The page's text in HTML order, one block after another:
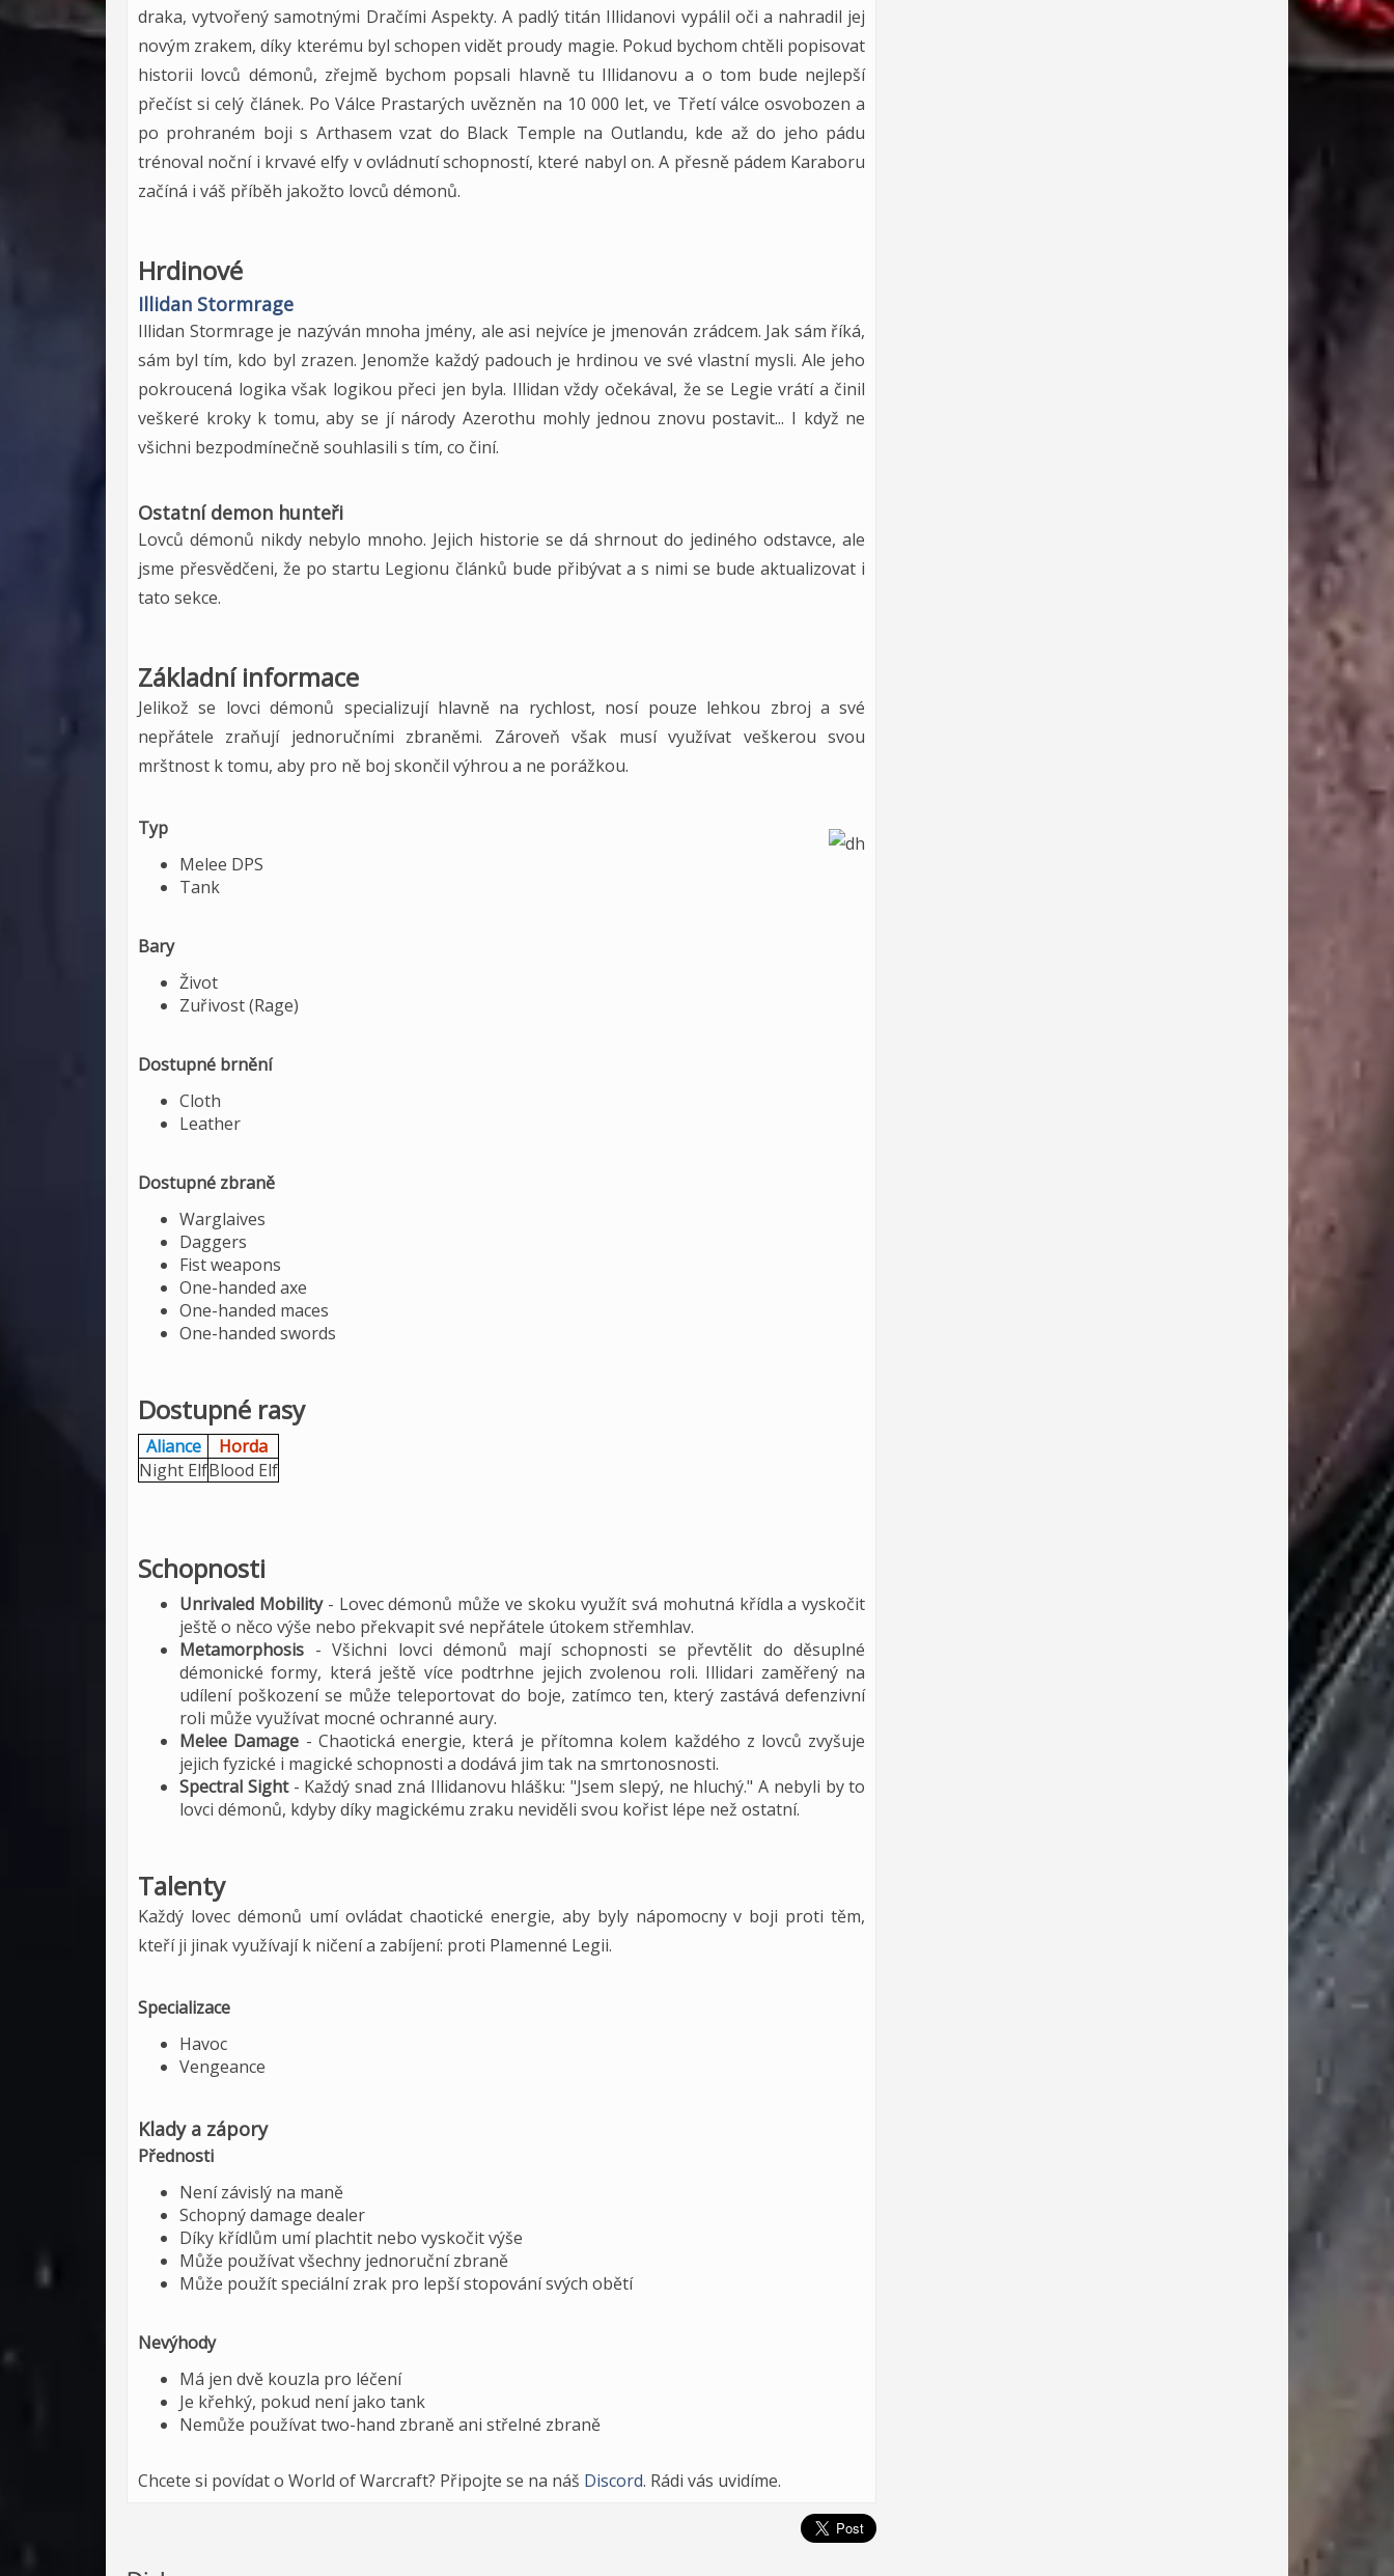
draka, vytvořený samotnými Dračími Aspekty. A padlý titán Illidanovi vypálil oči a nahradil jej
novým zrakem, díky kterému byl schopen vidět proudy magie. Pokud bychom chtěli popisovat
historii lovců démonů, zřejmě bychom popsali hlavně tu Illidanovu a o tom bude nejlepší
přečíst si celý článek. Po Válce Prastarých uvězněn na 10 000 let, ve Třetí válce osvobozen a
po prohraném boji s Arthasem vzat do Black Temple na Outlandu, kde až do jeho pádu
trénoval noční i krvavé elfy v ovládnutí schopností, které nabyl on. A přesně pádem Karaboru
začíná i váš příběh jakožto lovců démonů.
Hrdinové
Illidan Stormrage
Illidan Stormrage je nazýván mnoha jmény, ale asi nejvíce je jmenován zrádcem. Jak sám říká,
sám byl tím, kdo byl zrazen. Jenomže každý padouch je hrdinou ve své vlastní mysli. Ale jeho
pokroucená logika však logikou přeci jen byla. Illidan vždy očekával, že se Legie vrátí a činil
veškeré kroky k tomu, aby se jí národy Azerothu mohly jednou znovu postavit... I když ne
všichni bezpodmínečně souhlasili s tím, co činí.
Ostatní demon hunteři
Lovců démonů nikdy nebylo mnoho. Jejich historie se dá shrnout do jediného odstavce, ale
jsme přesvědčeni, že po startu Legionu článků bude přibývat a s nimi se bude aktualizovat i
tato sekce.
Základní informace
Jelikož se lovci démonů specializují hlavně na rychlost, nosí pouze lehkou zbroj a své
nepřátele zraňují jednoručními zbraněmi. Zároveň však musí využívat veškerou svou
mrštnost k tomu, aby pro ně boj skončil výhrou a ne porážkou.
Typ
Melee DPS
Tank
Bary
Život
Zuřivost (Rage)
Dostupné brnění
Cloth
Leather
Dostupné zbraně
Warglaives
Daggers
Fist weapons
One-handed axe
One-handed maces
One-handed swords
Dostupné rasy
Aliance
Horda
Night ElfBlood Elf
Schopnosti
Unrivaled Mobility - Lovec démonů může ve skoku využít svá mohutná křídla a vyskočit
ještě o něco výše nebo překvapit své nepřátele útokem střemhlav.
Metamorphosis - Všichni lovci démonů mají schopnosti se převtělit do děsuplné
démonické formy, která ještě více podtrhne jejich zvolenou roli. Illidari zaměřený na
udílení poškození se může teleportovat do boje, zatímco ten, který zastává defenzivní
roli může využívat mocné ochranné aury.
Melee Damage - Chaotická energie, která je přítomna kolem každého z lovců zvyšuje
jejich fyzické i magické schopnosti a dodává jim tak na smrtonosnosti.
Spectral Sight - Každý snad zná Illidanovu hlášku: "Jsem slepý, ne hluchý." A nebyli by to
lovci démonů, kdyby díky magickému zraku neviděli svou kořist lépe než ostatní.
Talenty
Každý lovec démonů umí ovládat chaotické energie, aby byly nápomocny v boji proti těm,
kteří ji jinak využívají k ničení a zabíjení: proti Plamenné Legii.
Specializace
Havoc
Vengeance
Klady a zápory
Přednosti
Není závislý na maně
Schopný damage dealer
Díky křídlům umí plachtit nebo vyskočit výše
Může používat všechny jednoruční zbraně
Může použít speciální zrak pro lepší stopování svých obětí
Nevýhody
Má jen dvě kouzla pro léčení
Je křehký, pokud není jako tank
Nemůže používat two-hand zbraně ani střelné zbraně
Chcete si povídat o World of Warcraft? Připojte se na náš Discord. Rádi vás uvidíme.